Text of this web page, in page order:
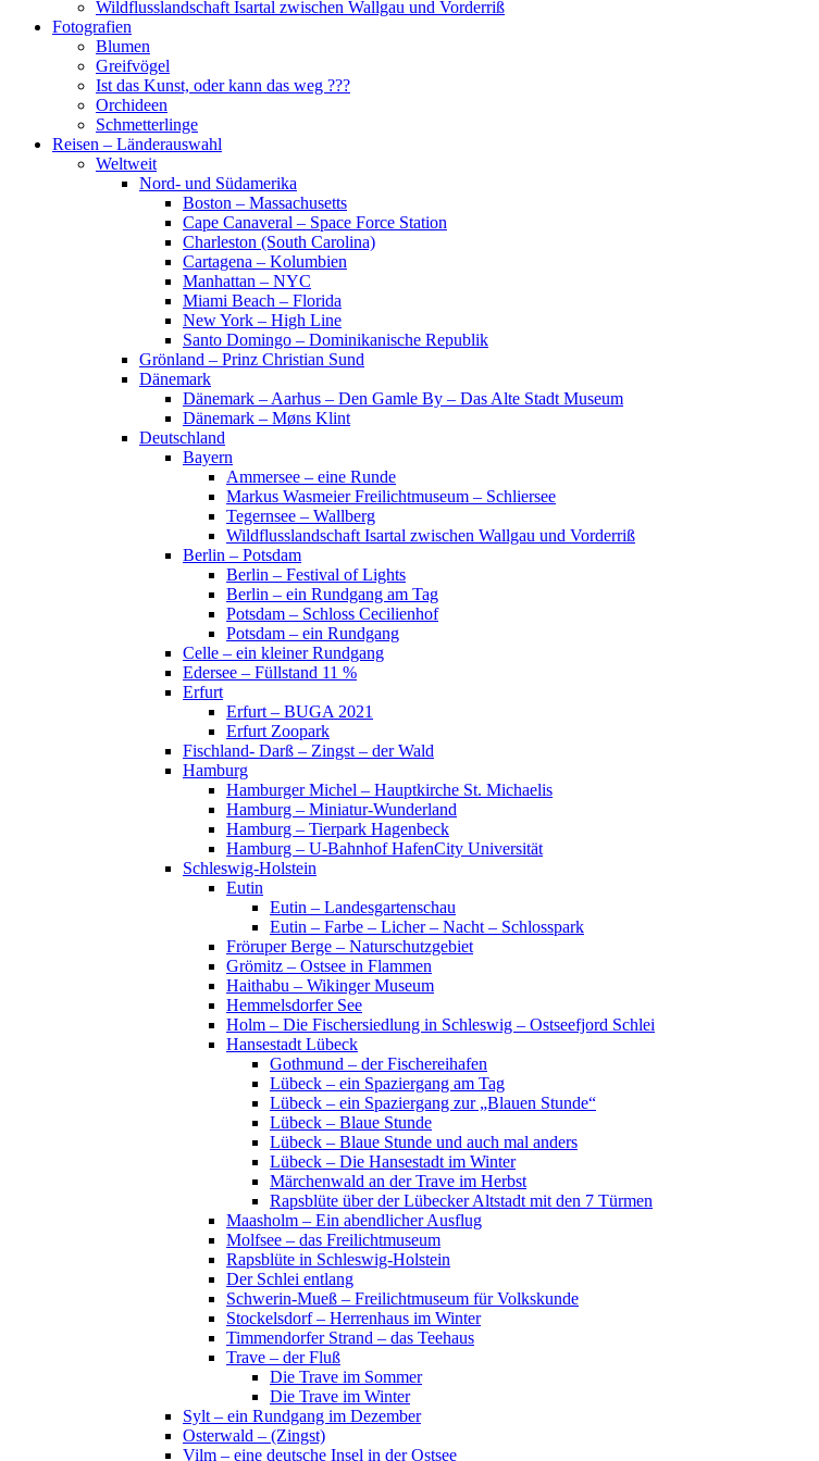
Wildflusslandschaft Isartal zwischen Wallgau und Vorderriß
Fotografien
Blumen
Greifvögel
Ist das Kunst, oder kann das weg ???
Orchideen
Schmetterlinge
Reisen – Länderauswahl
Weltweit
Nord- und Südamerika
Boston – Massachusetts
Cape Canaveral – Space Force Station
Charleston (South Carolina)
Cartagena – Kolumbien
Manhattan – NYC
Miami Beach – Florida
New York – High Line
Santo Domingo – Dominikanische Republik
Grönland – Prinz Christian Sund
Dänemark
Dänemark – Aarhus – Den Gamle By – Das Alte Stadt Museum
Dänemark – Møns Klint
Deutschland
Bayern
Ammersee – eine Runde
Markus Wasmeier Freilichtmuseum – Schliersee
Tegernsee – Wallberg
Wildflusslandschaft Isartal zwischen Wallgau und Vorderriß
Berlin – Potsdam
Berlin – Festival of Lights
Berlin – ein Rundgang am Tag
Potsdam – Schloss Cecilienhof
Potsdam – ein Rundgang
Celle – ein kleiner Rundgang
Edersee – Füllstand 11 %
Erfurt
Erfurt – BUGA 2021
Erfurt Zoopark
Fischland- Darß – Zingst – der Wald
Hamburg
Hamburger Michel – Hauptkirche St. Michaelis
Hamburg – Miniatur-Wunderland
Hamburg – Tierpark Hagenbeck
Hamburg – U-Bahnhof HafenCity Universität
Schleswig-Holstein
Eutin
Eutin – Landesgartenschau
Eutin – Farbe – Licher – Nacht – Schlosspark
Fröruper Berge – Naturschutzgebiet
Grömitz – Ostsee in Flammen
Haithabu – Wikinger Museum
Hemmelsdorfer See
Holm – Die Fischersiedlung in Schleswig – Ostseefjord Schlei
Hansestadt Lübeck
Gothmund – der Fischereihafen
Lübeck – ein Spaziergang am Tag
Lübeck – ein Spaziergang zur „Blauen Stunde“
Lübeck – Blaue Stunde
Lübeck – Blaue Stunde und auch mal anders
Lübeck – Die Hansestadt im Winter
Märchenwald an der Trave im Herbst
Rapsblüte über der Lübecker Altstadt mit den 7 Türmen
Maasholm – Ein abendlicher Ausflug
Molfsee – das Freilichtmuseum
Rapsblüte in Schleswig-Holstein
Der Schlei entlang
Schwerin-Mueß – Freilichtmuseum für Volkskunde
Stockelsdorf – Herrenhaus im Winter
Timmendorfer Strand – das Teehaus
Trave – der Fluß
Die Trave im Sommer
Die Trave im Winter
Sylt – ein Rundgang im Dezember
Osterwald – (Zingst)
Vilm – eine deutsche Insel in der Ostsee